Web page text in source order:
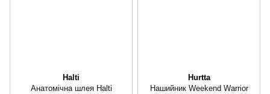
Halti
Анатомічна шлея Halti
Hurtta
Нашийник Weekend Warrior